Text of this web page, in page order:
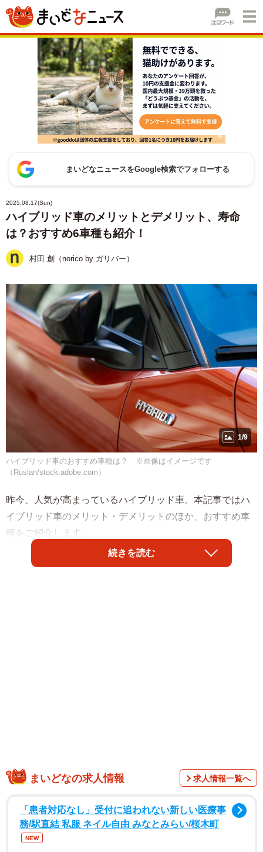
まいどなニュースをGoogle検索でフォローする
2025.08.17(Sun)
ハイブリッド車のメリットとデメリット、寿命
は？おすすめ6車種も紹介！
村田 創（norico by ガリバー）
1/9
ハイブリッド車のおすすめ車種は？ ※画像はイメージです
（Ruslan/stock.adobe.com）
昨今、人気が高まっているハイブリッド車。本記事ではハ
イブリッド車のメリット・デメリットのほか、おすすめ車
種をご紹介します。
ハイブリッド車とは？
続きを読む
まいどなの求人情報 求人情報一覧へ
「患者対応なし」受付に追われない新しい医療事
務/駅直結 私服 ネイル自由 みなとみらい/桜木町
NEW